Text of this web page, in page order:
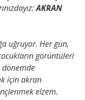
AKRAN
uğruyor. Her gün,
görüntüleri
için akran
elzem.